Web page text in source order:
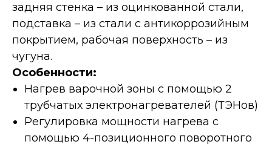
задняя стенка – из оцинкованной стали,
подставка – из стали с антикоррозийным
покрытием, рабочая поверхность – из
чугуна.
Особенности:
Нагрев варочной зоны с помощью 2
трубчатых электронагревателей (ТЭНов)
Регулировка мощности нагрева с
помощью 4-позиционного поворотного